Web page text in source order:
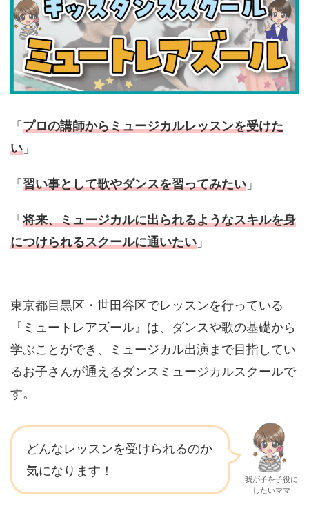
「 プロの講師からミュージカルレッスンを受けた
い 」
「 習い事として歌やダンスを習ってみたい 」
「 将来、ミュージカルに出られるようなスキルを身
につけられるスクールに通いたい 」
東京都目黒区・世田谷区でレッスンを行っている
『ミュートレアズール』は、ダンスや歌の基礎から
学ぶことができ、ミュージカル出演まで目指してい
るお子さんが通えるダンスミュージカルスクールで
す。
どんなレッスンを受けられるのか
気になります！
我が子を子役に
したいママ